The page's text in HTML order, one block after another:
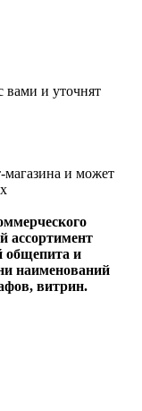
вами и уточнят
магазина и может
ассортимент
общепита и
наименований
витрин.